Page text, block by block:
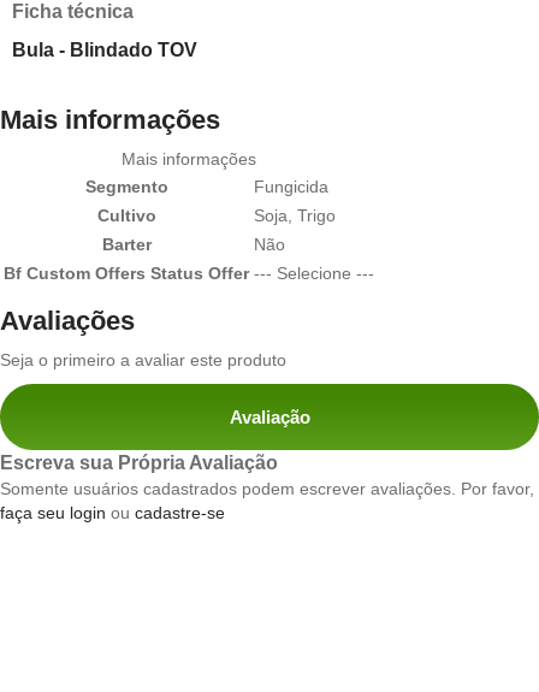
Ficha técnica
Bula - Blindado TOV
Mais informações
Mais informações
Segmento
Fungicida
Cultivo
Soja, Trigo
Barter
Não
Bf Custom Offers Status Offer --- Selecione ---
Avaliações
Seja o primeiro a avaliar este produto
Avaliação
Escreva sua Própria Avaliação
Somente usuários cadastrados podem escrever avaliações. Por favor,
faça seu login ou cadastre-se